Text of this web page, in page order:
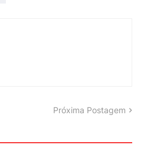
Próxima Postagem